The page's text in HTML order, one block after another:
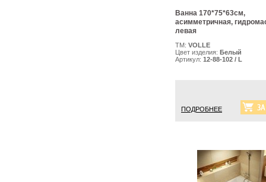
Ванна 170*75*63см,
асимметричная,
левая
ТМ: VOLLE
Цвет изделия: Белый
Артикул: 12-88-102 / L
ПОДРОБНЕЕ